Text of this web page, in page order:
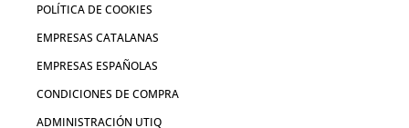
POLÍTICA DE COOKIES
EMPRESAS CATALANAS
EMPRESAS ESPAÑOLAS
CONDICIONES DE COMPRA
ADMINISTRACIÓN UTIQ